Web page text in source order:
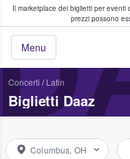
Il marketplace dei biglietti per eventi
prezzi possono
Menu
fan comprano e
Concerti / Latin
Biglietti Daaz
Columbus, OH